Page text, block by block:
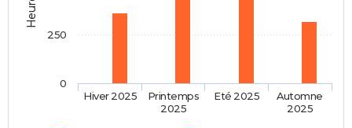
Hiver 2025
Printemps
2025
Eté 2025
Automne
2025
0
250